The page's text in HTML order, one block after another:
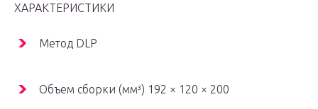
ХАРАКТЕРИСТИКИ
Метод DLP
Объем сборки (мм³) 192 × 120 × 200